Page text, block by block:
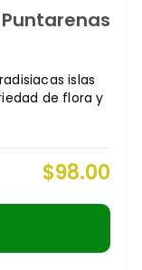
Puntarenas
islas
de flora y
$98.00